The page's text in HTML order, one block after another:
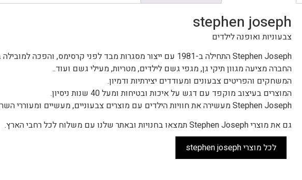
stephen joseph
צבעוניות ואופנה לילדים
Stephen Joseph התחילה ב-1981 עם ייצור מסגרות מבד לפני קרסימס, והפכה למובילה בתחום מוצרים מעוצבים לילדים.
החברה מציעה מגוון תיקי גן, מגפי גשם לילדים, מטריות, מעילי גשם ועוד..
המשחקים והפריטים צבעונים ומעודדים יצירתיות ודמיון.
המוצרים בעיצוב מוקפד עם דגש על איכות ובטיחות ומעל 40 שנות ניסיון.
Stephen Joseph מעשירה את חוויות הילדים עם מוצרים צבעוניים, מעשיים ומעוררי השראה.
גם את מוצרי Stephen Joseph תמצאו בחנויות ובאתר שלנו עם משלוח לכל רחבי הארץ.
לכל מוצרי stephen joseph